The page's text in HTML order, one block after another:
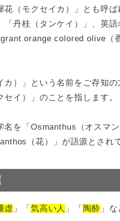
花（モクセイカ）」とも呼
「丹桂（タンケイ）」、英
orange colored olive（
カ）」という名前をご存知
イ）」のことを指します。
名を「Osmanthus（オスマ
（花）」が語源とされ
虚 」「 気高い人 」「 陶酔 」